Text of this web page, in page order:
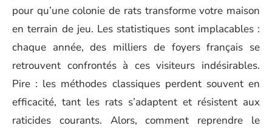
pour qu’une colonie de rats transforme votre maison
en terrain de jeu. Les statistiques sont implacables :
chaque année, des milliers de foyers français se
retrouvent confrontés à ces visiteurs indésirables.
Pire : les méthodes classiques perdent souvent en
efficacité, tant les rats s’adaptent et résistent aux
raticides courants. Alors, comment reprendre le